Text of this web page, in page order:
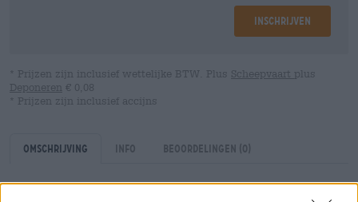
Inschrijven
* Prijzen zijn inclusief wettelijke BTW. Plus Scheepvaart plus
Deponeren € 0,08
* Prijzen zijn inclusief accijns
Omschrijving Info Beoordelingen (0)